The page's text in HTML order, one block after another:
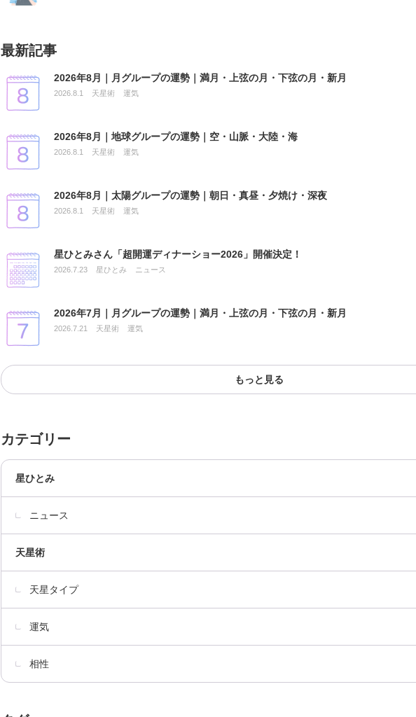
最新記事
2026年8月｜月グループの運勢｜満月・上弦の月・下弦の月・新月
2026.8.1 天星術 運気
2026年8月｜地球グループの運勢｜空・山脈・大陸・海
2026.8.1 天星術 運気
2026年8月｜太陽グループの運勢｜朝日・真昼・夕焼け・深夜
2026.8.1 天星術 運気
星ひとみさん「超開運ディナーショー2026」開催決定！
2026.7.23 星ひとみ ニュース
2026年7月｜月グループの運勢｜満月・上弦の月・下弦の月・新月
2026.7.21 天星術 運気
もっと見る
カテゴリー
星ひとみ
ニュース
天星術
天星タイプ
運気
相性